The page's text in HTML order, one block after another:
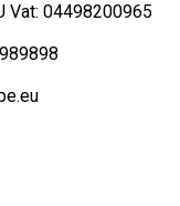
Vat: 04498200965